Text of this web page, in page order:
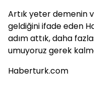
Artık yeter demenin
geldiğini ifade eden
adım attık, daha
umuyoruz gerek
Haberturk.com